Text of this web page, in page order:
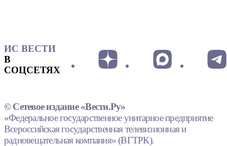
ИС ВЕСТИ
В
СОЦСЕТЯХ
© Сетевое издание «Вести.Ру»
«Федеральное государственное унитарное предприятие
Всероссийская государственная телевизионная и
радиовещательная компания» (ВГТРК).